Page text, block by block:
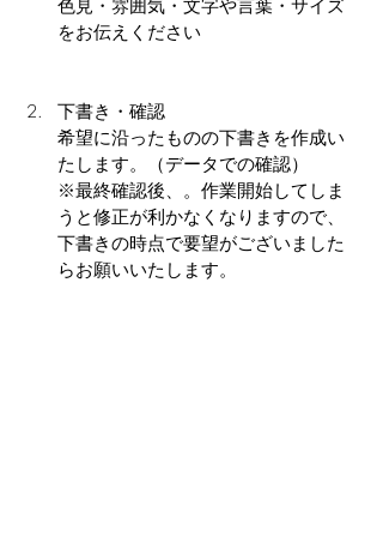
色見・雰囲気・文字や言葉・サイズ
をお伝えください
下書き・確認
希望に沿ったものの下書きを作成い
たします。（データでの確認）
※最終確認後、。作業開始してしま
うと修正が利かなくなりますので、
下書きの時点で要望がございました
らお願いいたします。